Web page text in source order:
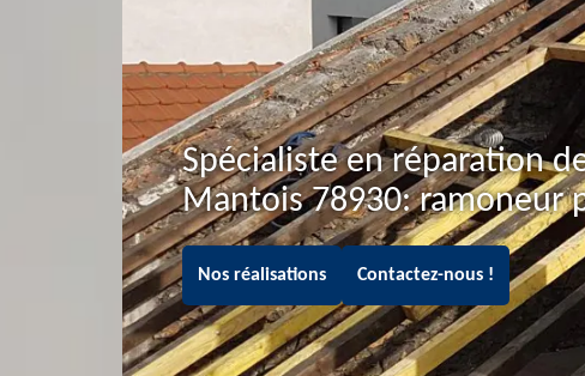
Spécialiste en réparation
Mantois 78930: ramoneur
Nos réalisations Contactez-nous !